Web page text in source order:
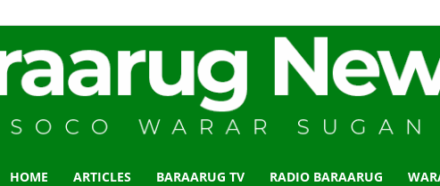
HOME ARTICLES BARAARUG TV RADIO BARAARUG